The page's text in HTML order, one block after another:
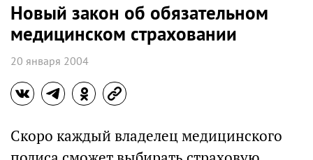
Новый закон об обязательном
медицинском страховании
20 января 2004
Скоро каждый владелец медицинского